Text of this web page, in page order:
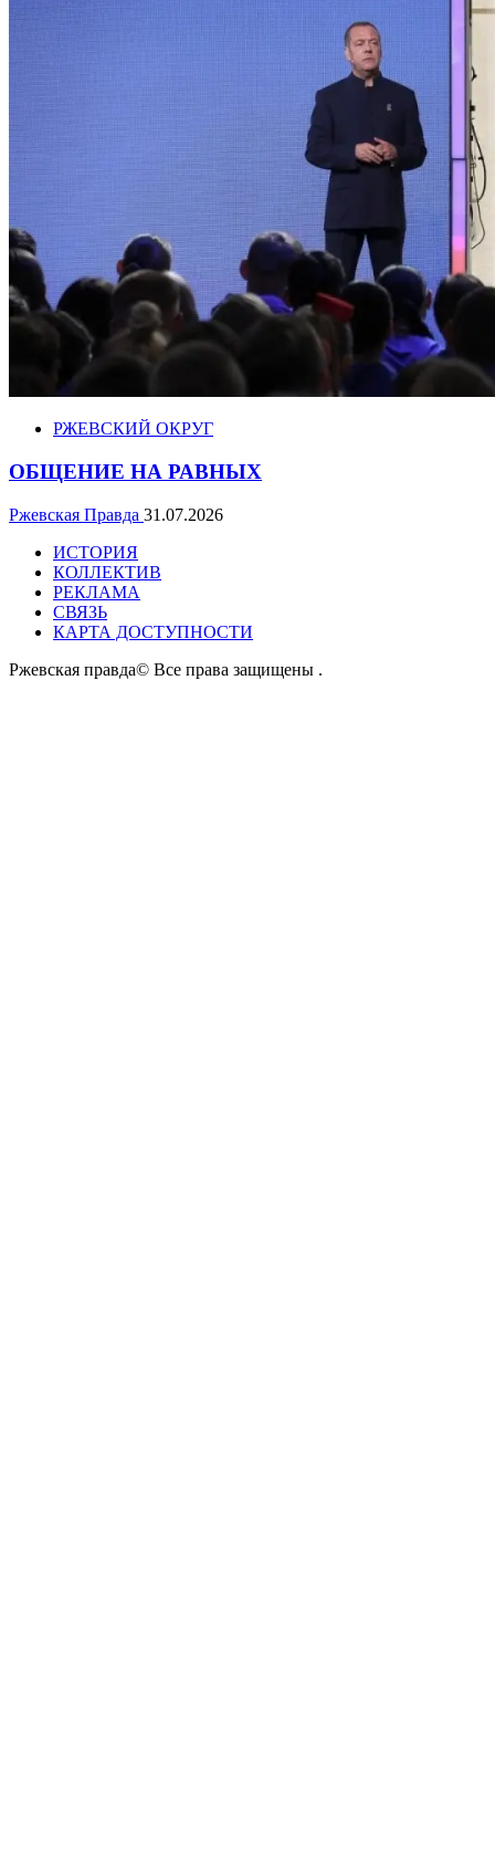
РЖЕВСКИЙ ОКРУГ
ОБЩЕНИЕ НА РАВНЫХ
Ржевская Правда 31.07.2026
ИСТОРИЯ
КОЛЛЕКТИВ
РЕКЛАМА
СВЯЗЬ
КАРТА ДОСТУПНОСТИ
Ржевская правда© Все права защищены .